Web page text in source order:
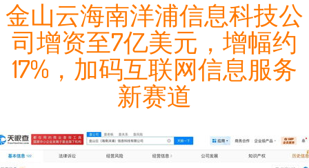
金山云海南洋浦信息科技公
司增资至7亿美元，增幅约
17%，加码互联网信息服务
新赛道